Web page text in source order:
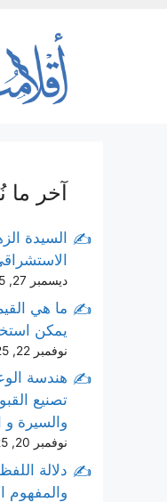
آخر ما
السيدة
ديسمبر 27, 2025
ما هي
يمكن
نوفمبر 22, 2025
هندسة
تصنيع
والسيرة و
نوفمبر 20, 2025
دلالة
والمفهوم